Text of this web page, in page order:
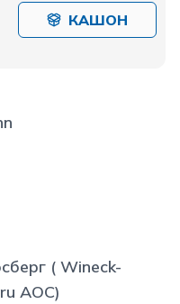
КАШОН
( Wineck-
AOC)